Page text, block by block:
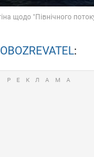
OBOZREVATEL: